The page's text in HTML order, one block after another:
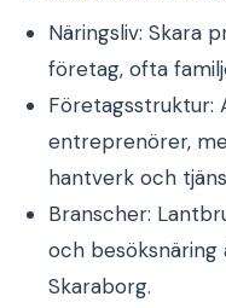
Näringsliv: Skara
företag, ofta
Företagsstruktur:
entreprenörer,
hantverk och
Branscher:
och
Skaraborg.